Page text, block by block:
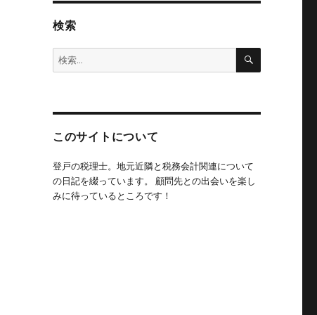
検索
検
索:
検
このサイトについて
登戸の税理士。地元近隣と税務会計関連について
の日記を綴っています。 顧問先との出会いを楽し
みに待っているところです！